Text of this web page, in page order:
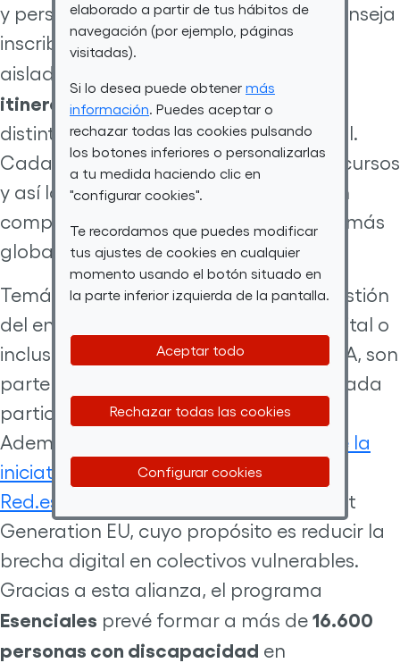
elaborado a partir de tus hábitos de
navegación (por ejemplo, páginas
visitadas).
Si lo desea puede obtener más
información . Puedes aceptar o
rechazar todas las cookies pulsando
los botones inferiores o personalizarlas
a tu medida haciendo clic en
"configurar cookies".
Te recordamos que puedes modificar
tus ajustes de cookies en cualquier
momento usando el botón situado en
la parte inferior izquierda de la pantalla.
Aceptar todo
Rechazar todas las cookies
Configurar cookies
y personalizada. Fundación ONCE aconseja
inscribirse a estos cursos, no de forma
aislada, sino eligiendo uno de los
itinerarios formativospensados para
distintos niveles de conocimiento digital.
Cada itinerario se compone de varios cursos
y así las personas formadas adquieren
competencias digitales con una visión más
global de la tecnología.
Temáticas como el uso del móvil, la gestión
del entorno Windows, la seguridad digital o
incluso la creación de contenidos con IA, son
parte del temario pensado para que cada
participante gane autonomía digital.
Además,
estos cursos forman parte de la
iniciativa Generación D, impulsada por
Red.es
y financiada por los fondos Next
Generation EU, cuyo propósito es reducir la
brecha digital en colectivos vulnerables.
Gracias a esta alianza, el programa
Esenciales prevé formar a más de16.600
personas con discapacidad en